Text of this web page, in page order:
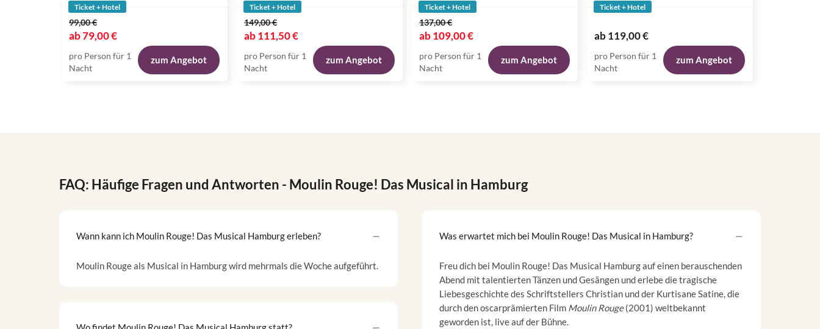
Ticket + Hotel
99,00 €
ab79,00 €
pro Person für 1
Nacht
zum Angebot
Ticket + Hotel
149,00 €
ab111,50 €
pro Person für 1
Nacht
zum Angebot
Ticket + Hotel
137,00 €
ab109,00 €
pro Person für 1
Nacht
zum Angebot
Ticket + Hotel
ab119,00 €
pro Person für 1
Nacht
zum Angebot
FAQ: Häufige Fragen und Antworten - Moulin Rouge! Das Musical in Hamburg
Wann kann ich Moulin Rouge! Das Musical Hamburg erleben?
Moulin Rouge als Musical in Hamburg wird mehrmals die Woche aufgeführt.
Was erwartet mich bei Moulin Rouge! Das Musical in Hamburg?
Freu dich bei Moulin Rouge! Das Musical Hamburg auf einen berauschenden
Abend mit talentierten Tänzen und Gesängen und erlebe die tragische
Liebesgeschichte des Schriftstellers Christian und der Kurtisane Satine, die
durch den oscarprämierten Film Moulin Rouge(2001) weltbekannt
geworden ist, live auf der Bühne.